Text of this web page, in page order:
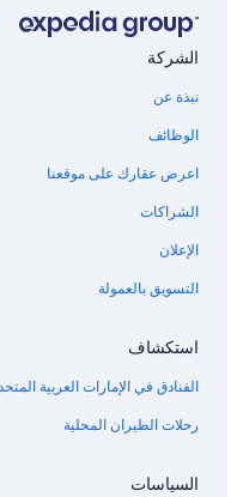
Hilton Hotels في كيستون هايتس
Hilton Hotels في بيفرلي هيلز
فنادق بتصنيف 4 نجمة في ساوثبوينت
Marriott Hotels & Resorts في شمال فلوريدا
فنادق بتصنيف 5 نجمة في ريفيرسايد
Marriott Hotels & Resorts في أفوندال
فنادق منطقة جاكسونفيل
فنادق قرب مطار أوكالا الدولي
Marriott Hotels & Resorts في شيفلاند
Marriott Hotels & Resorts في ترينتون
الشركة
نبذة عن
الوظائف
اعرض عقارك على موقعنا
الشراكات
الإعلان
التسويق بالعمولة
استكشاف
الفنادق في الإمارات العربية
رحلات الطيران المحلية
السياسات